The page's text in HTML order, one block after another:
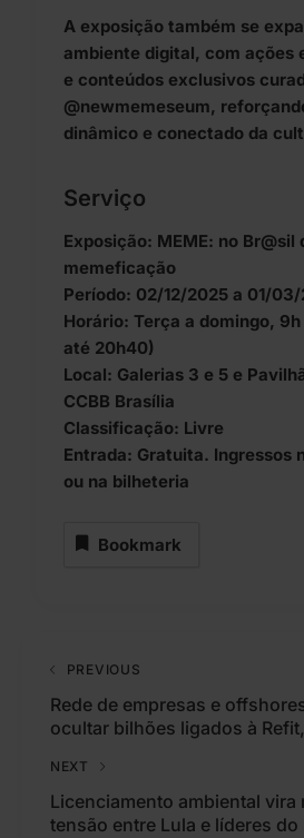
A exposição também se
ambiente digital, com ações
e conteúdos exclusivos
@newmemeseum,
dinâmico e conectado da
Serviço
Exposição: MEME: no Br@sil
memeficação
Período: 02/12/2025 a 01/
Horário: Terça a domingo,
até 20h40)
Local: Galerias 3 e 5 e
CCBB Brasília
Classificação: Livre
Entrada: Gratuita. Ingressos
ou na bilheteria
Bookmark
PREVIOUS
Rede de empresas e
ocultar bilhões ligados à
NEXT
Licenciamento ambiental
tensão entre Lula e líderes